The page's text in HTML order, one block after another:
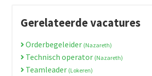
Gerelateerde vacatures
Orderbegeleider (Nazareth)
Technisch operator (Nazareth)
Teamleader (Lokeren)